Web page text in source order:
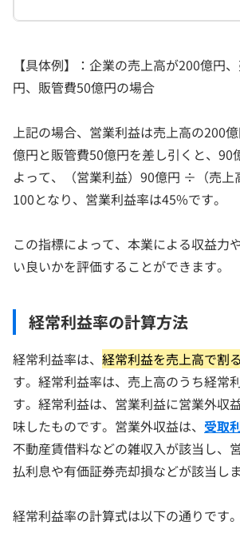
【具体例】：企業の売上高が200億円
円、販管費50億円の場合
上記の場合、営業利益は売上高の200
億円と販管費50億円を差し引くと、90
よって、（営業利益）90億円 ÷（売
100となり、営業利益率は45%です。
この指標によって、本業による収益力
い良いかを評価することができます。
経常利益率の計算方法
経常利益率は、 経常利益を売上高で割る
す。経常利益率は、売上高のうち経常
す。経常利益は、営業利益に営業外収
味したものです。営業外収益は、 受取
不動産賃借料などの雑収入が該当し、
払利息や有価証券売却損などが該当しま
経常利益率の計算式は以下の通りです。